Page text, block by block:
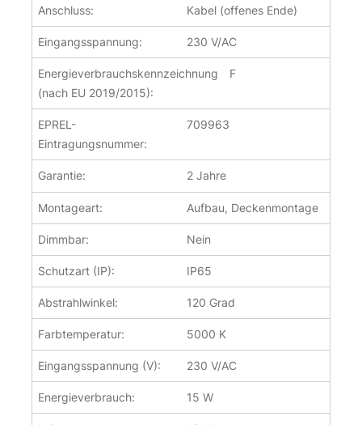
LED Feuchtraumleuchte mit Bewegungsmelder neutralweiss
LED Feuchtraumleuchte mit Bewegungsmelder neutralweiss
Anschluss: Kabel (offenes Ende)
Eingangsspannung: 230 V/AC
Energieverbrauchskennzeichnung
(nach EU 2019/2015):
F
EPREL-
Eintragungsnummer:
709963
Garantie: 2 Jahre
Montageart: Aufbau, Deckenmontage
Dimmbar: Nein
Schutzart (IP): IP65
Abstrahlwinkel: 120 Grad
Farbtemperatur: 5000 K
Eingangsspannung (V): 230 V/AC
Energieverbrauch: 15 W